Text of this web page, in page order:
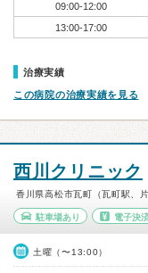
09:00-12:00
13:00-17:00
治療実績
この病院の治療実績を見る
西川クリニック
香川県高松市瓦町（瓦町駅、
駐車場あり 電子決
土曜（〜13:00）